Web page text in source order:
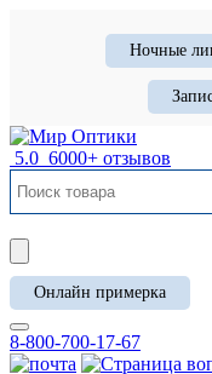
Ночные
5.0 6000+ отзывов
Онлайн примерка
8-800-700-17-67